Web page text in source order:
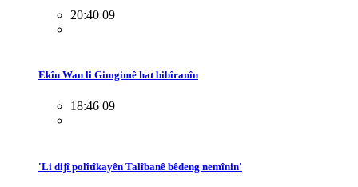
20:40 09
Ekîn Wan li Gimgimê hat bibîranîn
18:46 09
'Li dijî polîtîkayên Talîbanê bêdeng nemînin'